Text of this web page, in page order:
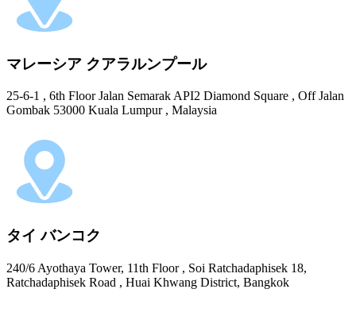
マレーシア クアラルンプール
25-6-1 , 6th Floor Jalan Semarak API2 Diamond Square , Off Jalan
Gombak 53000 Kuala Lumpur , Malaysia
タイ バンコク
240/6 Ayothaya Tower, 11th Floor , Soi Ratchadaphisek 18,
Ratchadaphisek Road , Huai Khwang District, Bangkok